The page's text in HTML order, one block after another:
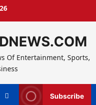
Of Entertainment, Sports,
Subscribe